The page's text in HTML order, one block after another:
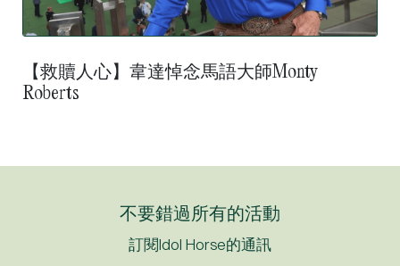
【救贖人心】韋達悼念馬語大師Monty
Roberts
不要錯過所有的活動
訂閱Idol Horse的通訊